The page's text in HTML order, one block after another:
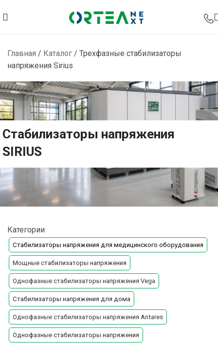
Главная / Каталог / Трехфазные стабилизаторы
напряжения Sirius
Стабилизаторы напряжения
SIRIUS
Категории
Стабилизаторы напряжения для медицинского оборудования
Мощные стабилизаторы напряжения
Однофазные стабилизаторы напряжения Vega
Стабилизаторы напряжения для дома
Однофазные стабилизаторы напряжения Antares
Однофазные стабилизаторы напряжения